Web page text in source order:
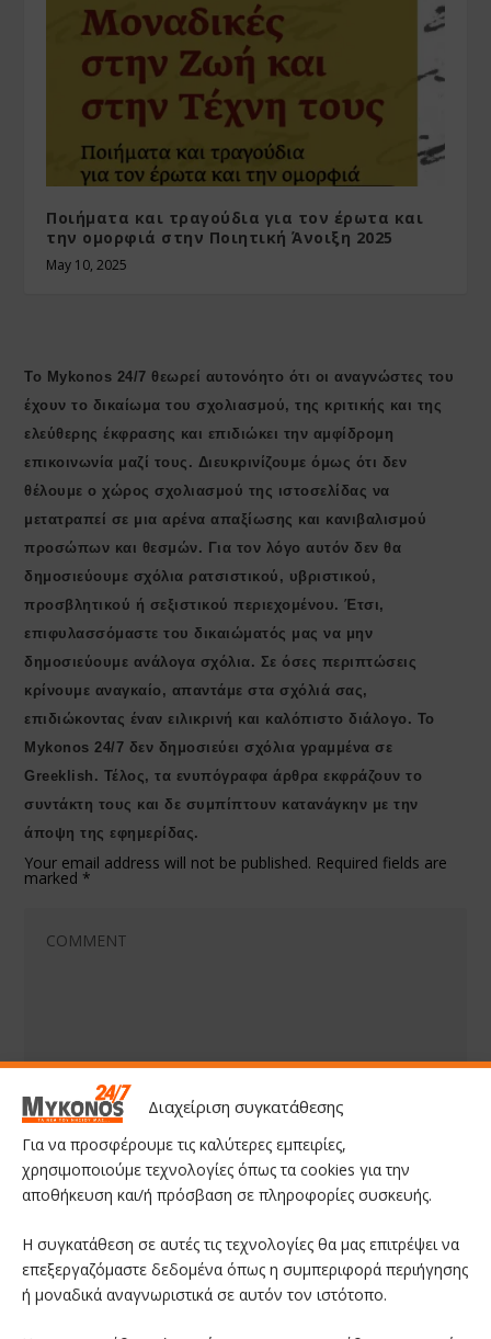
Διαχείριση συγκατάθεσης
Για να προσφέρουμε τις καλύτερες εμπειρίες,
χρησιμοποιούμε τεχνολογίες όπως τα cookies για την
αποθήκευση και/ή πρόσβαση σε πληροφορίες συσκευής.
Η συγκατάθεση σε αυτές τις τεχνολογίες θα μας επιτρέψει να
επεξεργαζόμαστε δεδομένα όπως η συμπεριφορά περιήγησης
ή μοναδικά αναγνωριστικά σε αυτόν τον ιστότοπο.
Ποιήματα και τραγούδια για τον έρωτα και
την ομορφιά στην Ποιητική Άνοιξη 2025
May 10, 2025
Το Mykonos 24/7 θεωρεί αυτονόητο ότι οι αναγνώστες του
έχουν το δικαίωμα του σχολιασμού, της κριτικής και της
ελεύθερης έκφρασης και επιδιώκει την αμφίδρομη
επικοινωνία μαζί τους. Διευκρινίζουμε όμως ότι δεν
θέλουμε ο χώρος σχολιασμού της ιστοσελίδας να
μετατραπεί σε μια αρένα απαξίωσης και κανιβαλισμού
προσώπων και θεσμών. Για τον λόγο αυτόν δεν θα
δημοσιεύουμε σχόλια ρατσιστικού, υβριστικού,
προσβλητικού ή σεξιστικού περιεχομένου. Έτσι,
επιφυλασσόμαστε του δικαιώματός μας να μην
δημοσιεύουμε ανάλογα σχόλια. Σε όσες περιπτώσεις
κρίνουμε αναγκαίο, απαντάμε στα σχόλιά σας,
επιδιώκοντας έναν ειλικρινή και καλόπιστο διάλογο. Το
Μykonos 24/7 δεν δημοσιεύει σχόλια γραμμένα σε
Greeklish. Τέλος, τα ενυπόγραφα άρθρα εκφράζουν το
συντάκτη τους και δε συμπίπτουν κατανάγκην με την
άποψη της εφημερίδας.
Your email address will not be published. Required fields are
marked *
next time I comment.